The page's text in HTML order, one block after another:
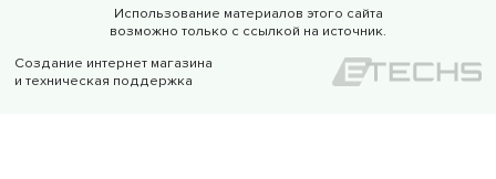
Использование материалов этого сайта
возможно только с ссылкой на источник.
Создание интернет магазина
и техническая поддержка